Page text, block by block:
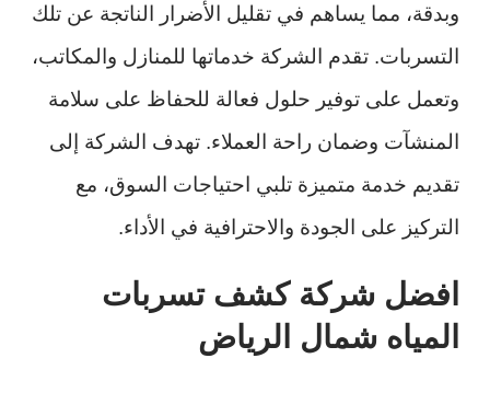
وبدقة، مما يساهم في تقليل الأضرار الناتجة عن تلك
التسربات. تقدم الشركة خدماتها للمنازل والمكاتب،
وتعمل على توفير حلول فعالة للحفاظ على سلامة
المنشآت وضمان راحة العملاء. تهدف الشركة إلى
تقديم خدمة متميزة تلبي احتياجات السوق، مع
التركيز على الجودة والاحترافية في الأداء.
افضل شركة كشف تسربات
المياه شمال الرياض